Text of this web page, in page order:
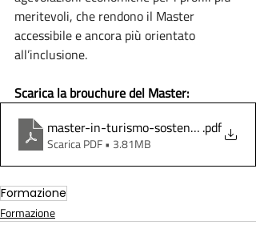
meritevoli, che rendono il Master
accessibile e ancora più orientato
all’inclusione.
Scarica la brouchure del Master:
master-in-turismo-sostenibile-e-
.pdf
Scarica PDF • 3.81MB
Formazione
Formazione